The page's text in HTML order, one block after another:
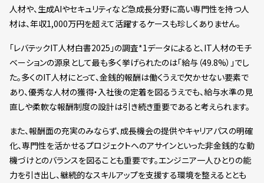
人材や、生成AIやセキュリティなど急成長分野に高い専門性を持つ人
材は、年収1,000万円を超えて活躍するケースも珍しくありません。
「レバテックIT人材白書2025」の調査*1データによると、IT人材のモチ
ベーションの源泉として最も多く挙げられたのは「給与（49.8%）」でし
た。多くのIT人材にとって、金銭的報酬は働くうえで欠かせない要素で
あり、優秀な人材の獲得・入社後の定着を図るうえでも、給与水準の見
直しや柔軟な報酬制度の設計は引き続き重要であると考えられます。
また、報酬面の充実のみならず、成長機会の提供やキャリアパスの明確
化、専門性を活かせるプロジェクトへのアサインといった非金銭的な動
機づけとのバランスを図ることも重要です。エンジニア一人ひとりの能
力を引き出し、継続的なスキルアップを支援する環境を整えるととも